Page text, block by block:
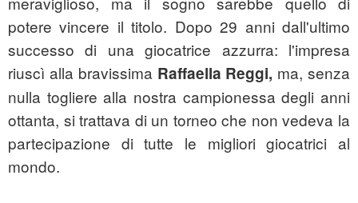
potere vincere il titolo. Dopo 29 anni dall'ultimo
successo di una giocatrice azzurra: l'impresa
riuscì alla bravissima Raffaella Reggi, ma, senza
nulla togliere alla nostra campionessa degli anni
ottanta, si trattava di un torneo che non vedeva la
partecipazione di tutte le migliori giocatrici al
mondo.